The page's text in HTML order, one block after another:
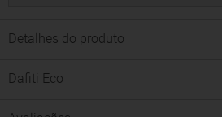
Detalhes do produto
Dafiti Eco